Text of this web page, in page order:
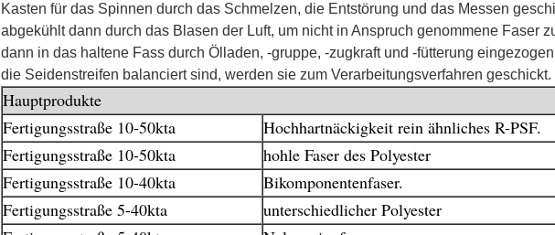
Kasten für das Spinnen durch das Schmelzen, die Entstörung und das Messen
abgekühlt dann durch das Blasen der Luft, um nicht in Anspruch genommene Faser
dann in das haltene Fass durch Ölladen, -gruppe, -zugkraft und -fütterung
die Seidenstreifen balanciert sind, werden sie zum Verarbeitungsverfahren geschickt.
Hauptprodukte
Fertigungsstraße 10-50kta
Hochhartnäckigkeit rein ähnliches R-PSF.
Fertigungsstraße 10-50kta
hohle Faser des Polyester
Fertigungsstraße 10-40kta
Bikomponentenfaser.
Fertigungsstraße 5-40kta
unterschiedlicher Polyester